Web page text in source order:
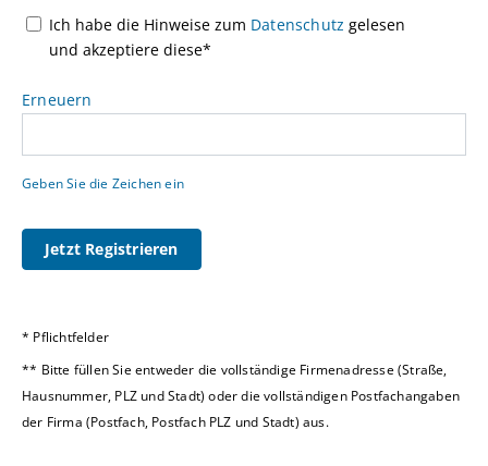
Ich habe die Hinweise zum Datenschutz gelesen
und akzeptiere diese*
Erneuern
Geben Sie die Zeichen ein
Jetzt Registrieren
* Pflichtfelder
** Bitte füllen Sie entweder die vollständige Firmenadresse (Straße,
Hausnummer, PLZ und Stadt) oder die vollständigen Postfachangaben
der Firma (Postfach, Postfach PLZ und Stadt) aus.